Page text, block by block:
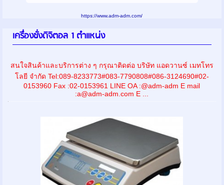
https://www.adm-adm.com/
เครื่องชั่งดิจิตอล 1 ตำแหน่ง
สนใจสินค้าและบริการต่าง ๆ กรุณาติดต่อ บริษัท แอดวานซ์ เมทโทร
โลยี จำกัด Tel:089-8233773#083-7790808#086-3124690#02-
0153960 Fax :02-0153961 LINE OA :@adm-adm E mail
:a@adm-adm.com E ...